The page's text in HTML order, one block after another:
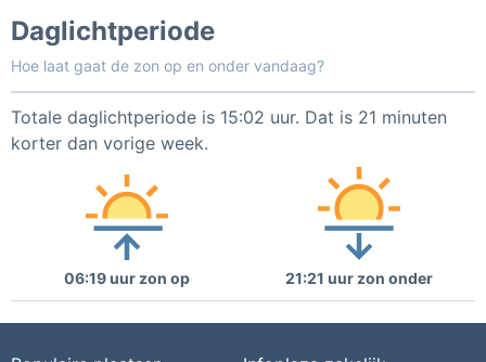
Daglichtperiode
Hoe laat gaat de zon op en onder vandaag?
Totale daglichtperiode is 15:02 uur. Dat is 21 minuten
korter dan vorige week.
06:19 uur zon op 21:21 uur zon onder